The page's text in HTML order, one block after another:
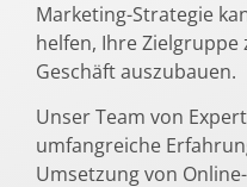
Marketing-Strategie
helfen, Ihre
Geschäft auszubauen.
Unser Team von
umfangreiche
Umsetzung von